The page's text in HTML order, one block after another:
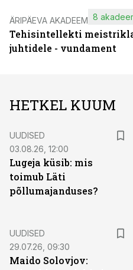
ÄRIPÄEVA AKADEEMIA
Tehisintellekti
juhtidele - vundament
8
HETKEL KUUM
UUDISED
03.08.26, 12:00
Lugeja küsib: mis
toimub Läti
põllumajanduses?
UUDISED
29.07.26, 09:30
Maido Solovjov: